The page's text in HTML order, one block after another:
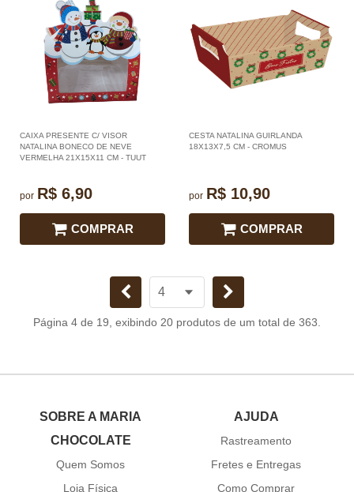
CAIXA PRESENTE C/ VISOR
NATALINA BONECO DE NEVE
VERMELHA 21X15X11 CM - TUUT
por R$ 6,90
COMPRAR
CESTA NATALINA GUIRLANDA
18X13X7,5 CM - CROMUS
por R$ 10,90
COMPRAR
Página 4 de 19, exibindo 20 produtos de um total de 363.
SOBRE A MARIA
CHOCOLATE
Quem Somos
Loja Física
AJUDA
Rastreamento
Fretes e Entregas
Como Comprar